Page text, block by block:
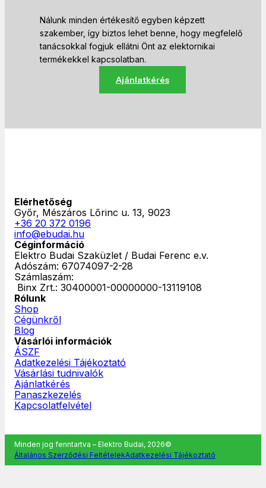
Nálunk minden értékesítő egyben képzett
szakember, így biztos lehet benne, hogy megfelelő
tanácsokkal fogjuk ellátni Önt az elektornikai
termékekkel kapcsolatban.
Ajánlatkérés
Elérhetőség
Győr, Mészáros Lőrinc u. 13, 9023
+36 20 372 0196
info@ebudai.hu
Céginformáció
Elektro Budai Szaküzlet / Budai Ferenc e.v.
Adószám: 67074097-2-28
Számlaszám:
‎ Binx Zrt.: 30400001-00000000-13119108
Rólunk
Shop
Cégünkről
Blog
Vásárlói információk
ÁSZF
Adatkezelési Tájékoztató
Vásárlási tudnivalók
Ajánlatkérés
Panaszkezelés
Kapcsolatfelvétel
Minden jog fenntartva – Elektro Budai, 2026©
Általános Szerződési FeltételekAdatkezelési Tájékoztató